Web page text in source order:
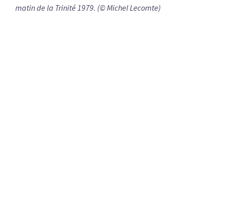
matin de la Trinité 1979. (© Michel Lecomte)